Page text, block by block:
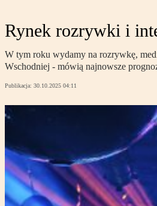
Rynek rozrywki i
W tym roku wydamy na rozrywkę,
Wschodniej - mówią najnowsze
Publikacja: 30.10.2025 04:11